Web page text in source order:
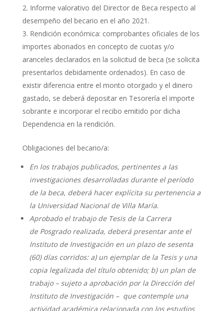
Informe valorativo del Director de Beca respecto al
desempeño del becario en el año 2021 .
Rendición económica: comprobantes oficiales de los
importes abonados en concepto de cuotas y/o
aranceles declarados en la solicitud de beca (se solicita
presentarlos debidamente ordenados). En caso de
existir diferencia entre el monto otorgado y el dinero
gastado, se deberá depositar en Tesorería el importe
sobrante e incorporar el recibo emitido por dicha
Dependencia en la rendición.
Obligaciones del becario/a:
En los trabajos publicados, pertinentes a las
investigaciones desarrolladas durante el período
de la beca, deberá hacer explícita su pertenencia a
la Universidad Nacional de Villa María.
Aprobado el trabajo de Tesis de la Carrera
de Posgradorealizada, deberá presentar ante el
Instituto de Investigación en un plazo de sesenta
(60) días corridos: a) un ejemplar de la Tesis y una
copia legalizada del título obtenido; b) un plan de
trabajo – sujeto a aprobación por la Dirección del
Instituto de Investigación – que contemple una
actividad académica relacionada con los estudios